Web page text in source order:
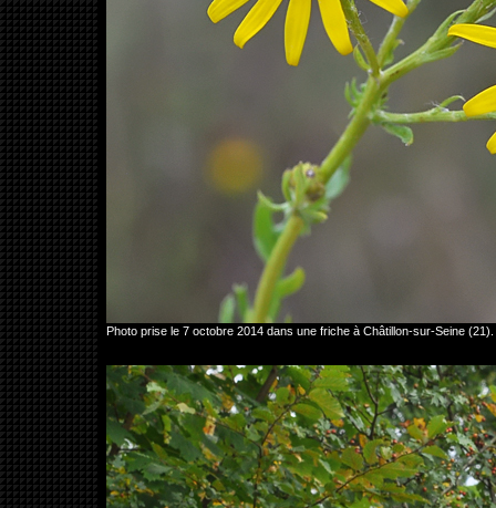
Photo prise le 7 octobre 2014 dans une friche à Châtillon-sur-Seine